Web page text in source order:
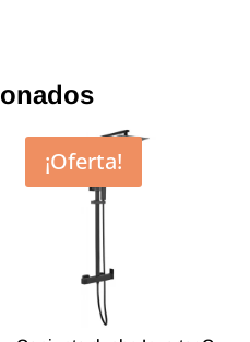
¡Oferta!